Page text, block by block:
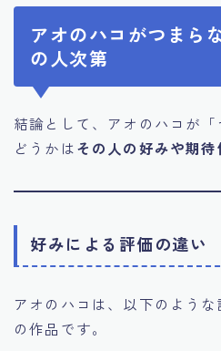
アオのハコがつまら
の人次第
結論として、アオのハコが
どうかはその人の好みや期待
好みによる評価の違い
アオのハコは、以下のよう
の作品です。